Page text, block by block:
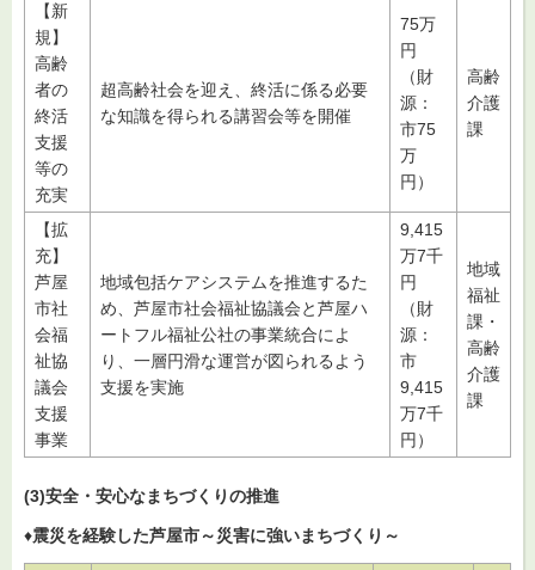
【新
規】
高齢
者の
終活
支援
等の
充実
超高齢社会を迎え、終活に係る必要
な知識を得られる講習会等を開催
75万
円
（財
源：
市75
万
円）
高齢
介護
課
【拡
充】
芦屋
市社
会福
祉協
議会
支援
事業
地域包括ケアシステムを推進するた
め、芦屋市社会福祉協議会と芦屋ハ
ートフル福祉公社の事業統合によ
り、一層円滑な運営が図られるよう
支援を実施
9,415
万7千
円
（財
源：
市
9,415
万7千
円）
地域
福祉
課・
高齢
介護
課
(3)安全・安心なまちづくりの推進
♦震災を経験した芦屋市～災害に強いまちづくり～